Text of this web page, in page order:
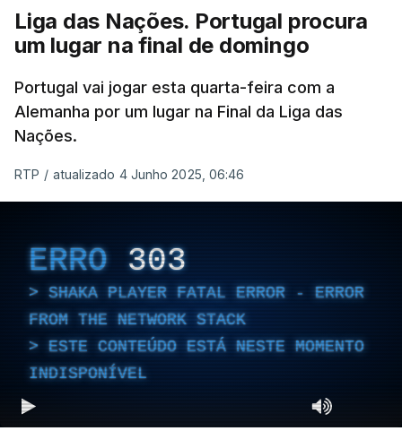
Liga das Nações. Portugal procura
um lugar na final de domingo
Portugal vai jogar esta quarta-feira com a
Alemanha por um lugar na Final da Liga das
Nações.
RTP / atualizado 4 Junho 2025, 06:46
ERRO 303
SHAKA PLAYER FATAL ERROR - ERROR
FROM THE NETWORK STACK
ESTE CONTEÚDO ESTÁ NESTE MOMENTO
INDISPONÍVEL